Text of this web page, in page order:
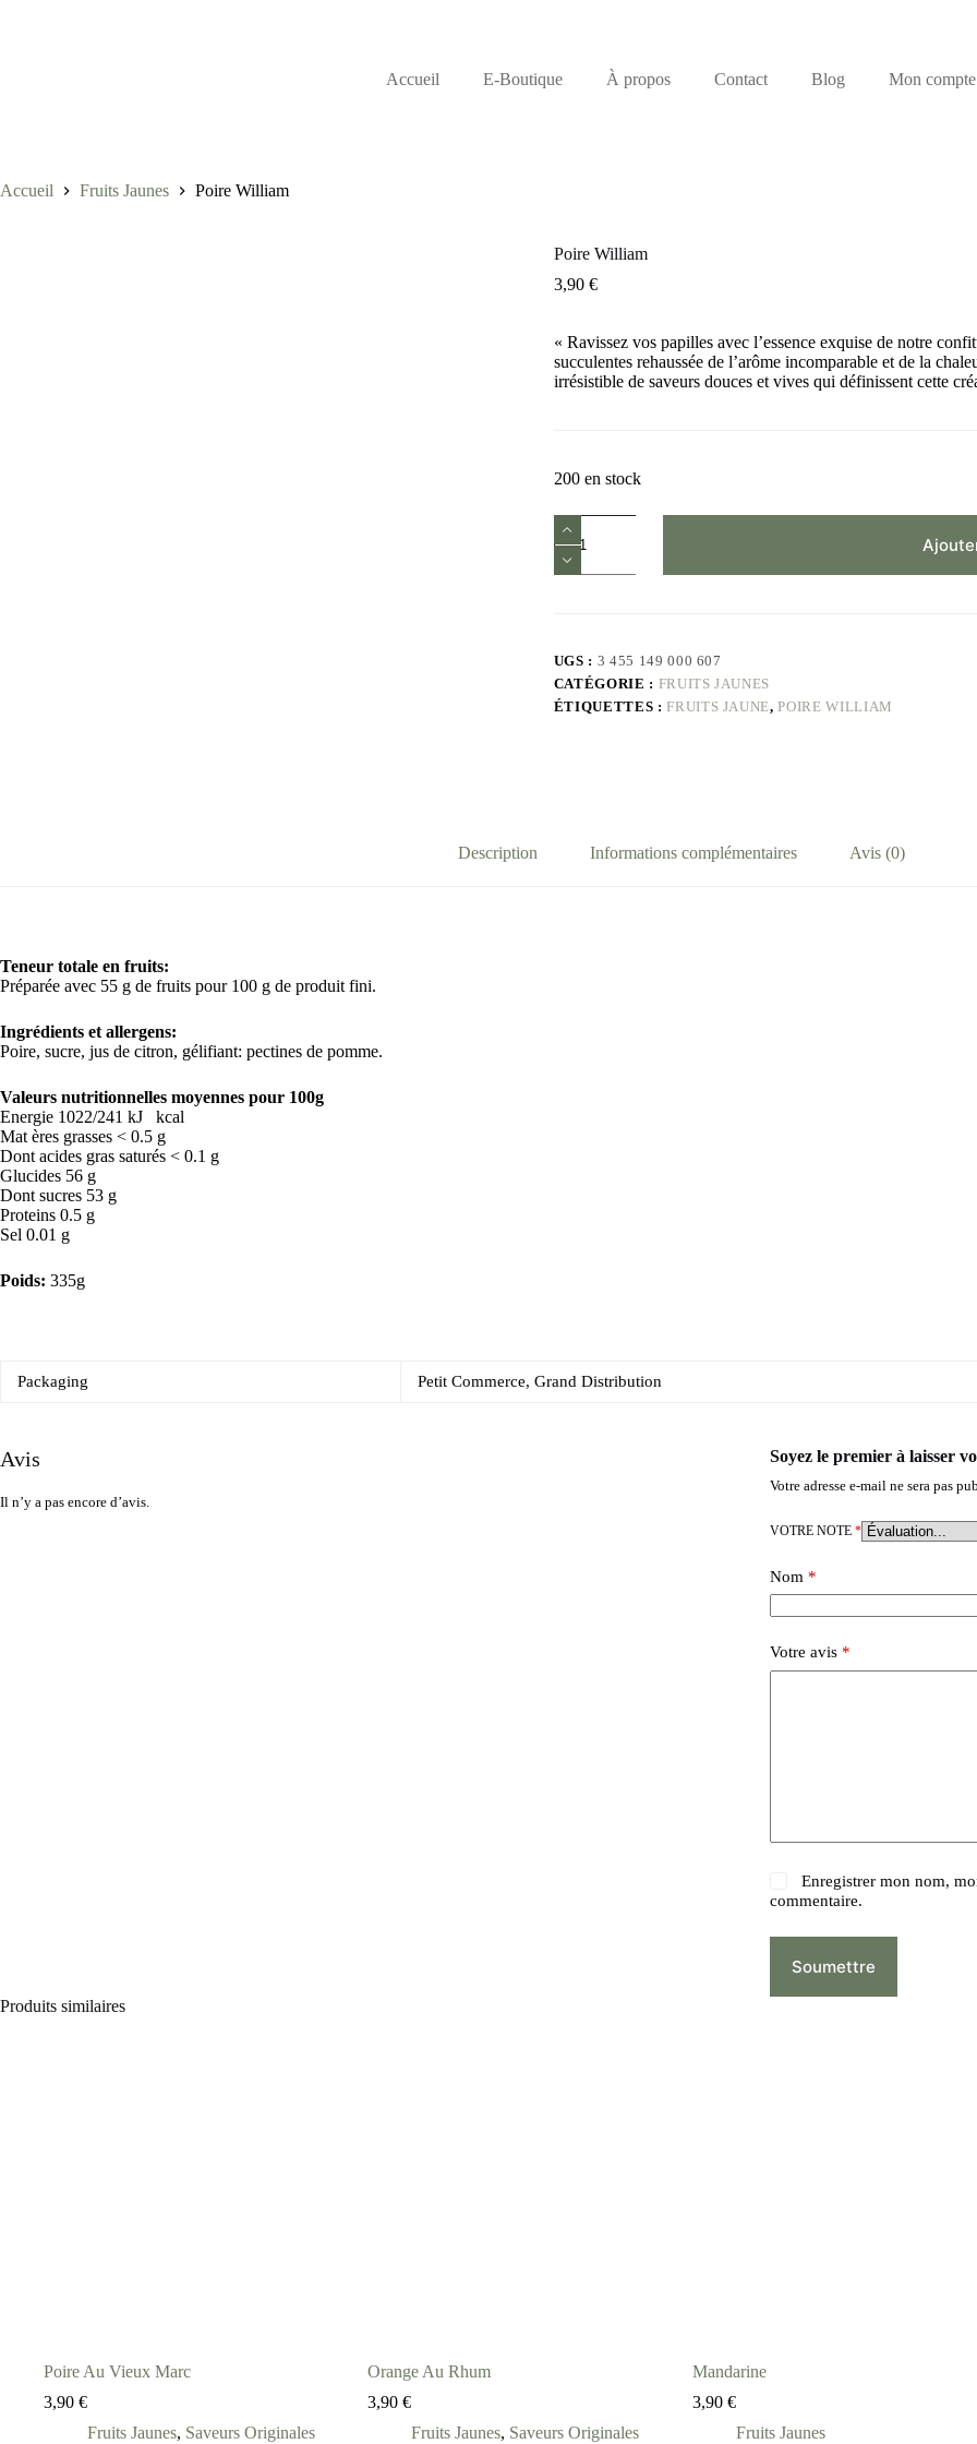
Accueil E-Boutique À propos Contact Blog Mon compte
Accueil Fruits Jaunes Poire William
Poire William
3,90 €
« Ravissez vos papilles avec l’essence exquise de notre
succulentes rehaussée de l’arôme incomparable et de la
irrésistible de saveurs douces et vives qui définissent cette
200 en stock
UGS : 3 455 149 000 607
CATÉGORIE : FRUITS JAUNES
ÉTIQUETTES :FRUITS JAUNE,POIRE WILLIAM
Description Informations complémentaires Avis (0)
Teneur totale en fruits:
Préparée avec 55 g de fruits pour 100 g de produit fini.
Ingrédients et allergens:
Poire, sucre, jus de citron, gélifiant: pectines de pomme.
Valeurs nutritionnelles moyennes pour 100g
Energie 1022/241 kJ kcal
Mat ères grasses < 0.5 g
Dont acides gras saturés < 0.1 g
Glucides 56 g
Dont sucres 53 g
Proteins 0.5 g
Sel 0.01 g
Poids: 335g
Packaging Petit Commerce, Grand Distribution
Avis
Il n’y a pas encore d’avis.
Soyez le premier à laisser
Votre adresse e-mail ne sera pas
VOTRE NOTE *
Nom *
Votre avis *
Enregistrer mon nom,
commentaire.
Soumettre
Produits similaires
Poire Au Vieux Marc
3,90 €
Fruits Jaunes, Saveurs Originales
Orange Au Rhum
3,90€
Fruits Jaunes, Saveurs Originales
Mandarine
3,90 €
Fruits Jaunes